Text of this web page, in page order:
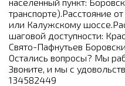
транспорте).Расстояние
или Калужскому
шаговой доступности:
Свято-Пафнутьев
Остались вопросы? Мы
Звоните, и мы с
134582449